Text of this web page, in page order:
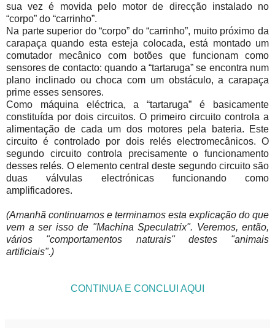
sua vez é movida pelo motor de direcção instalado no
“corpo” do “carrinho”.
Na parte superior do “corpo” do “carrinho”, muito próximo da
carapaça quando esta esteja colocada, está montado um
comutador mecânico com botões que funcionam como
sensores de contacto: quando a “tartaruga” se encontra num
plano inclinado ou choca com um obstáculo, a carapaça
prime esses sensores.
Como máquina eléctrica, a “tartaruga” é basicamente
constituída por dois circuitos. O primeiro circuito controla a
alimentação de cada um dos motores pela bateria. Este
circuito é controlado por dois relés electromecânicos. O
segundo circuito controla precisamente o funcionamento
desses relés. O elemento central deste segundo circuito são
duas válvulas electrónicas funcionando como
amplificadores.
(Amanhã continuamos e terminamos esta explicação do que
vem a ser isso de "Machina Speculatrix". Veremos, então,
vários "comportamentos naturais" destes "animais
artificiais".)
CONTINUA E CONCLUI AQUI